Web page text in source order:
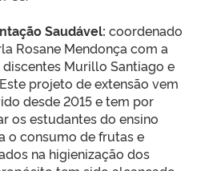
Saudável: coordenado
Rosane Mendonça com a
Murillo Santiago e
projeto de extensão vem
desde 2015 e tem por
os estudantes do ensino
o consumo de frutas e
na higienização dos